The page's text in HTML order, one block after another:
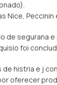
Nice, Peccinin
segurana
foi
de histria e j
oferecer